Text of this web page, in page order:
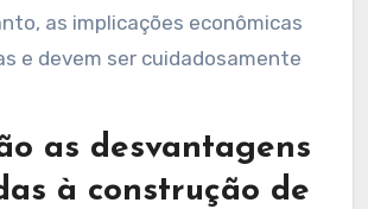
as implicações econômicas
e devem ser cuidadosamente
as desvantagens
à construção de